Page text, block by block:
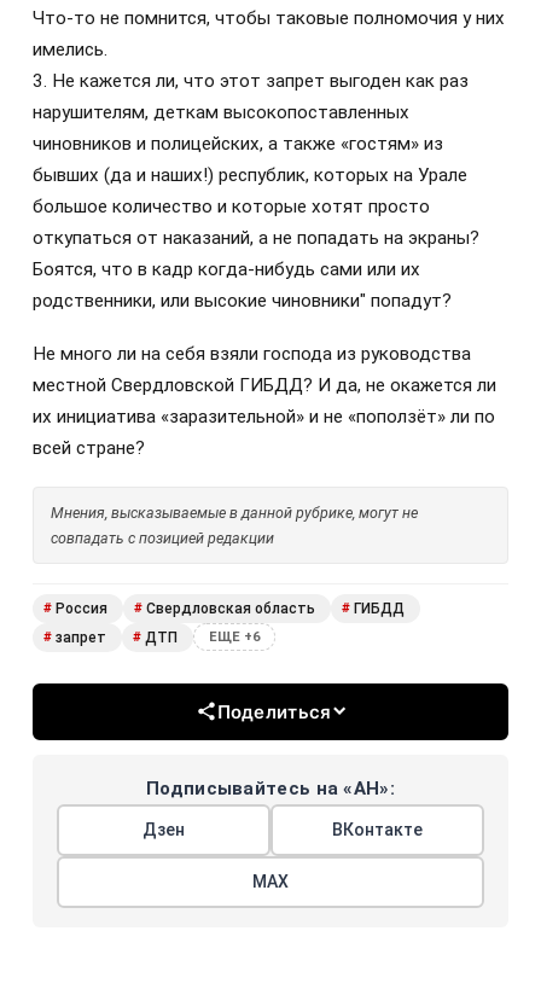
Что-то не помнится, чтобы таковые полномочия у них
имелись.
3. Не кажется ли, что этот запрет выгоден как раз
нарушителям, деткам высокопоставленных
чиновников и полицейских, а также «гостям» из
бывших (да и наших!) республик, которых на Урале
большое количество и которые хотят просто
откупаться от наказаний, а не попадать на экраны?
Боятся, что в кадр когда-нибудь сами или их
родственники, или высокие чиновники" попадут?
Не много ли на себя взяли господа из руководства
местной Свердловской ГИБДД? И да, не окажется ли
их инициатива «заразительной» и не «поползёт» ли по
всей стране?
Мнения, высказываемые в данной рубрике, могут не
совпадать с позицией редакции
# Россия # Свердловская область # ГИБДД
# запрет # ДТП ЕЩЕ +6
Поделиться
Подписывайтесь на «АН»:
Дзен ВКонтакте
МАХ